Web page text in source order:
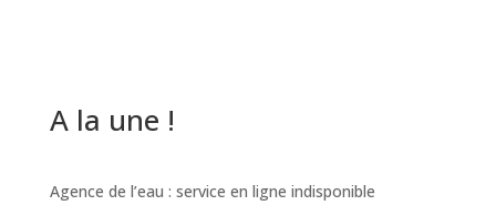
A la une !
Agence de l’eau : service en ligne indisponible